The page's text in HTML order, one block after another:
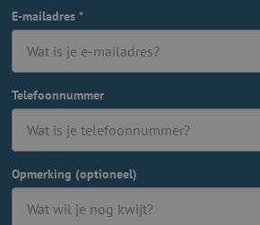
E-mailadres *
Telefoonnummer
Opmerking (optioneel)